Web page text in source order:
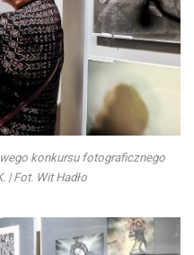
konkursu fotograficznego
| Fot. Wit Hadło